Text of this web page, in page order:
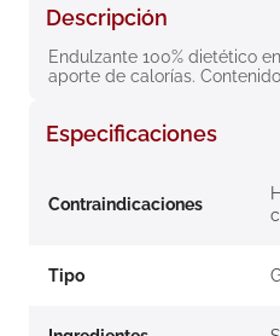
Descripción
Endulzante 100% dietético
aporte de calorías.
Especificaciones
Contraindicaciones
Tipo
roche posay
9. isdin
10 neumoflux